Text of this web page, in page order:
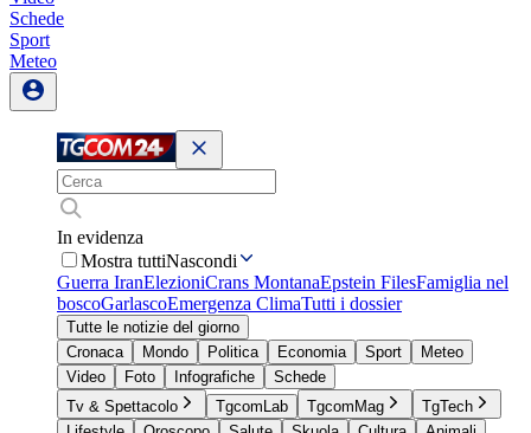
Schede
Sport
Meteo
In evidenza
Mostra tuttiNascondi
Guerra IranElezioniCrans MontanaEpstein FilesFamiglia nel
boscoGarlascoEmergenza ClimaTutti i dossier
Tutte le notizie del giorno
Cronaca
Mondo Politica Economia Sport
Meteo
Video
Foto Infografiche
Schede
Tv & Spettacolo
TgcomLab TgcomMag
TgTech